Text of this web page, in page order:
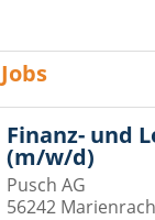
Jobs
Finanz- und
(m/w/d)
Pusch AG
56242